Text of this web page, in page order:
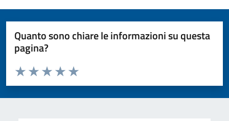
Quanto sono chiare le informazioni su questa
pagina?
Valuta da 1 a 5 stelle la pagina
Valuta 5 stelle su 5
Valuta 4 stelle su 5
Valuta 3 stelle su 5
Valuta 2 stelle su 5
Valuta 1 stelle su 5